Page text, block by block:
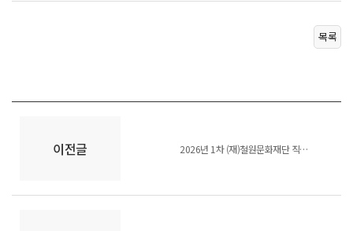
목록
이전글 2026년 1차 (재)철원문화재단 직원 채용 공고